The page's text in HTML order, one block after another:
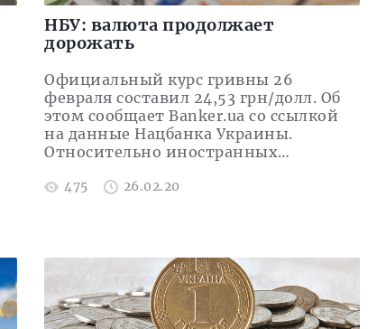
НБУ: валюта продолжает
дорожать
Официальный курс гривны 26
февраля составил 24,53 грн/долл. Об
этом сообщает Banker.ua со ссылкой
на данные Нацбанка Украины.
Относительно иностранных…
475 26.02.20